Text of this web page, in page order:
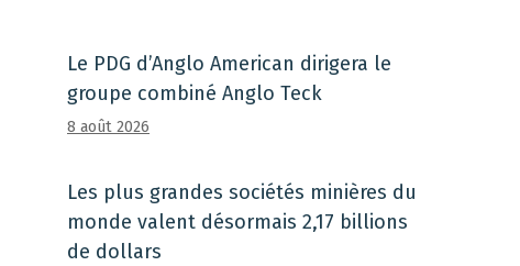
Le PDG d’Anglo American dirigera le
groupe combiné Anglo Teck
8 août 2026
Les plus grandes sociétés minières du
monde valent désormais 2,17 billions
de dollars